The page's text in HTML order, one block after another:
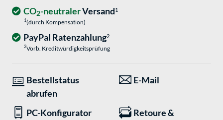
CO2-neutralerVersand1
1(durch Kompensation)
PayPal Ratenzahlung2
2Vorb. Kreditwürdigkeitsprüfung
Bestellstatus
abrufen
E-Mail
PC-Konfigurator
Retoure &